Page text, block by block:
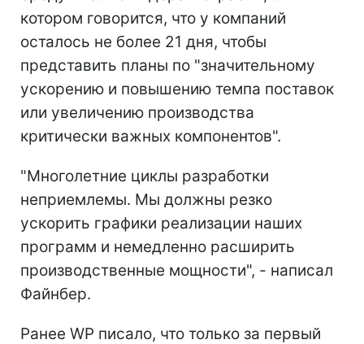
котором говорится, что у компаний
осталось не более 21 дня, чтобы
представить планы по "значительному
ускорению и повышению темпа поставок
или увеличению производства
критически важных компонентов".
"Многолетние циклы разработки
неприемлемы. Мы должны резко
ускорить графики реализации наших
программ и немедленно расширить
производственные мощности", - написал
Файнбер.
Ранее WP писало, что только за первый